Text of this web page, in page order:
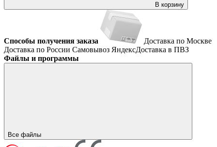
В корзину
Способы получения заказа
Доставка по Москве
Доставка по России Самовывоз ЯндексДоставка в ПВЗ
Файлы и программы
Все файлы